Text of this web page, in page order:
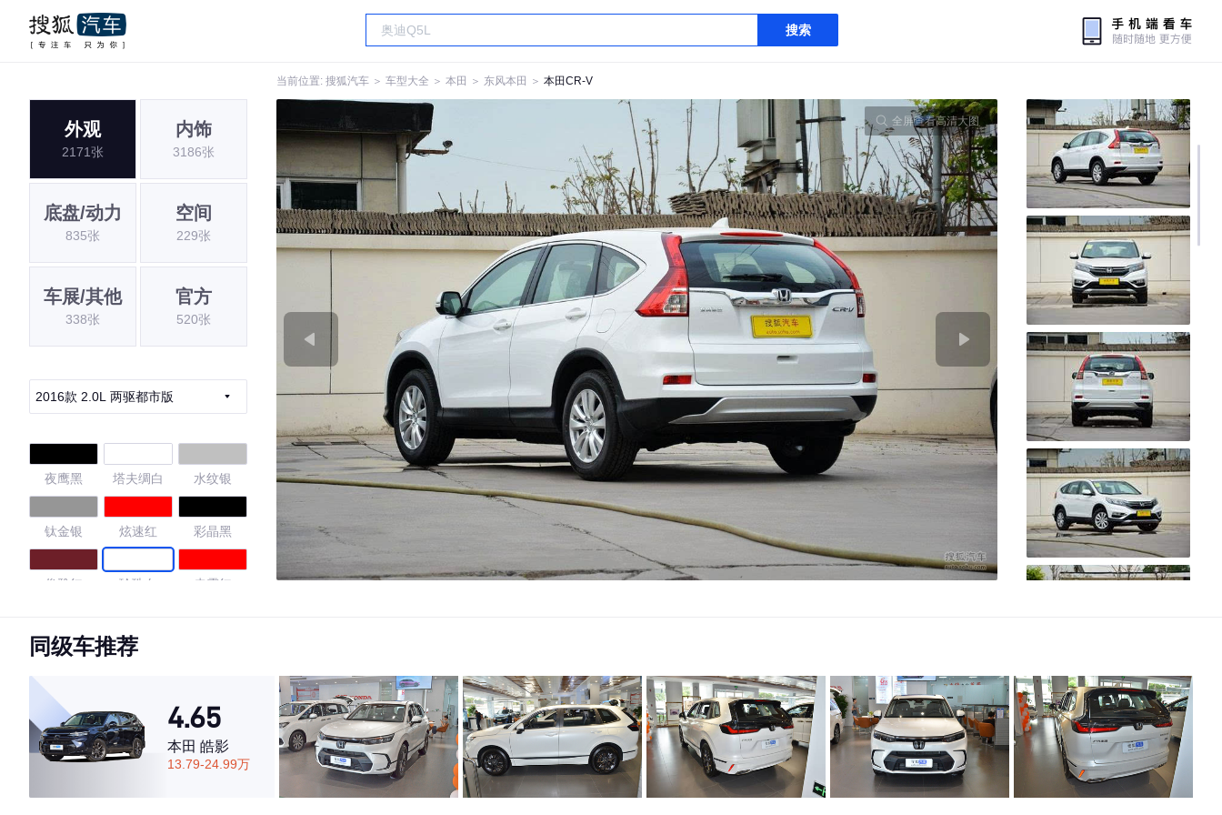
搜索
当前位置: 搜狐汽车 ＞ 车型大全 ＞ 本田 ＞ 东风本田 ＞ 本田CR-V
外观
2171张
内饰
3186张
底盘/动力
835张
空间
229张
车展/其他
338张
官方
520张
2016款 2.0L 两驱都市版
夜鹰黑 塔夫绸白 水纹银
钛金银 炫速红 彩晶黑
俊雅红 珍珠白 赤霞红
琥珀棕 晶耀白
4.46
·外观表现一般，低于88%同级车
全屏查看高清大图
同级车推荐
4.65
本田 皓影
13.79-24.99万